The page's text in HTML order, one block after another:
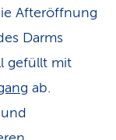
Afteröffnung
Darms
gefüllt mit
ab.